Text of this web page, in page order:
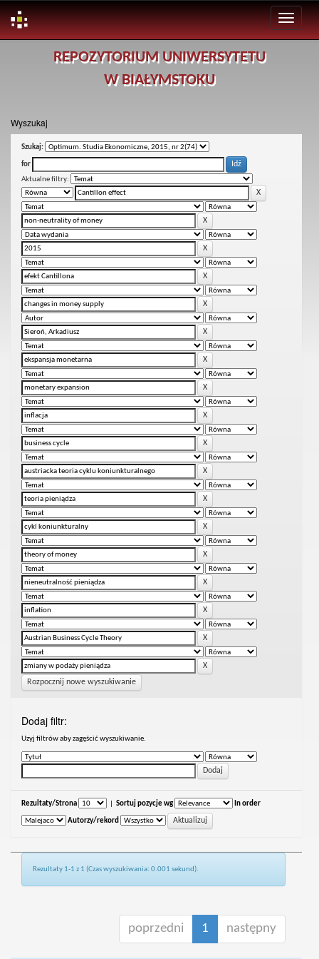
REPOZYTORIUM UNIWERSYTETU
W BIAŁYMSTOKU
Wyszukaj
Szukaj:
for
Aktualne filtry:
Rozpocznij nowe wyszukiwanie
Dodaj filtr:
Uzyj filtrów aby zagęścić wyszukiwanie.
Rezultaty/Strona Sortuj pozycje wg In order
Autorzy/rekord
Rezultaty 1-1 z 1 (Czas wyszukiwania: 0.001 sekund).
poprzedni 1 następny